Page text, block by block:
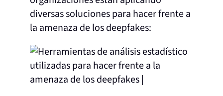
diversas soluciones para hacer frente a
la amenaza de los deepfakes: